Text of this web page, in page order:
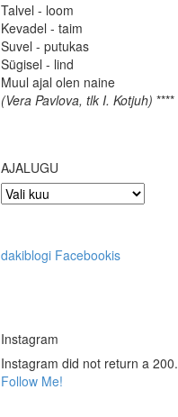
Talvel - loom
Kevadel - taim
Suvel - putukas
Sügisel - lind
Muul ajal olen naine
(Vera Pavlova, tlk I. Kotjuh) ****
AJALUGU
AJALUGU
dakiblogi Facebookis
Instagram
Instagram did not return a 200.
Follow Me!